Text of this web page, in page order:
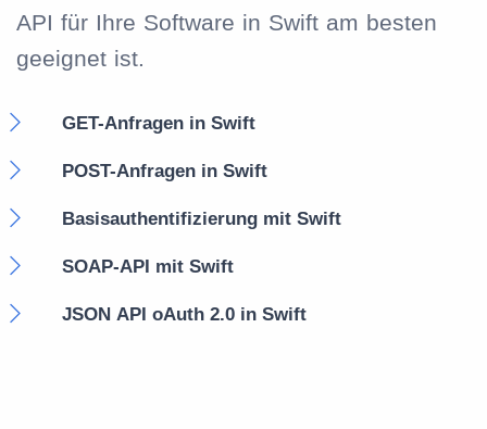
API für Ihre Software in Swift am besten
geeignet ist.
GET-Anfragen in Swift
POST-Anfragen in Swift
Basisauthentifizierung mit Swift
SOAP-API mit Swift
JSON API oAuth 2.0 in Swift